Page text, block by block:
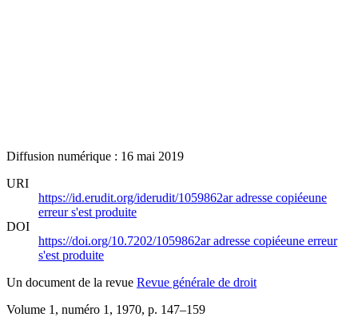
Diffusion numérique : 16 mai 2019
URI
https://id.erudit.org/iderudit/1059862aradresse copiéeune
erreur s'est produite
DOI
https://doi.org/10.7202/1059862aradresse copiéeune erreur
s'est produite
Un document de la revue Revue générale de droit
Volume 1, numéro 1, 1970, p. 147–159